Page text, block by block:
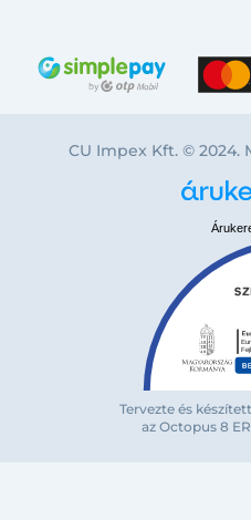
CU Impex Kft. ©
Tervezte és
az Octopus 8